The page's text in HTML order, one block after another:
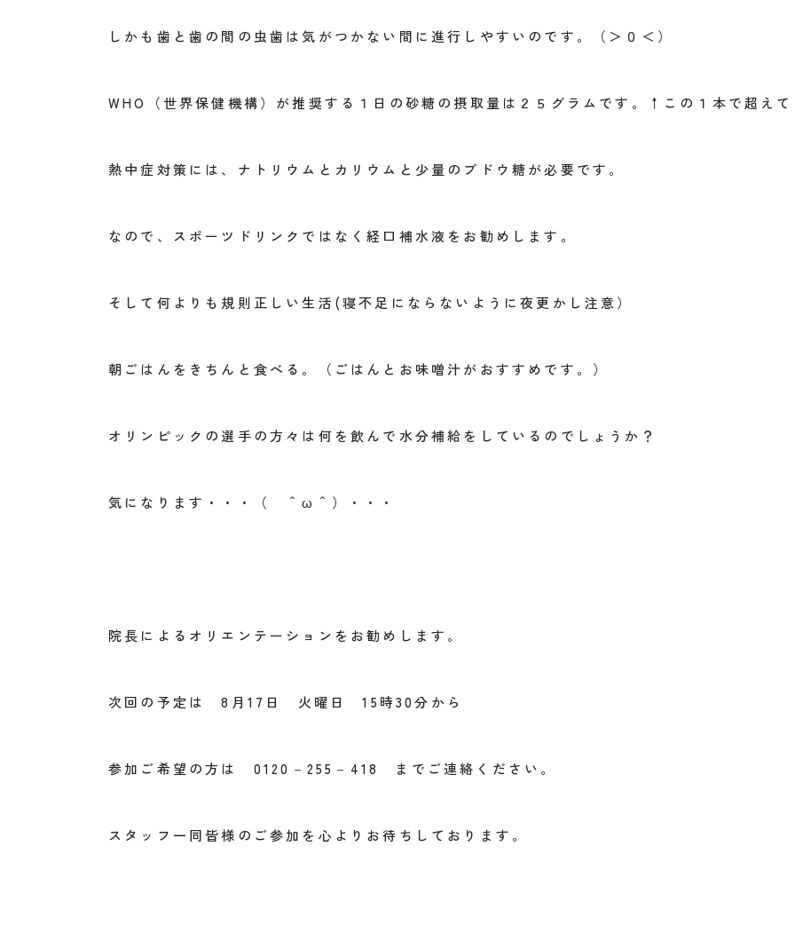
しかも歯と歯の間の虫歯は気がつかない間に進行しやすいのです。（＞０＜）
WHO（世界保健機構）が推奨する１日の砂糖の摂取量は２５グラムです。↑この１本で超え
熱中症対策には、ナトリウムとカリウムと少量のブドウ糖が必要です。
なので、スポーツドリンクではなく経口補水液をお勧めします。
そして何よりも規則正しい生活(寝不足にならないように夜更かし注意）
朝ごはんをきちんと食べる。（ごはんとお味噌汁がおすすめです。）
オリンピックの選手の方々は何を飲んで水分補給をしているのでしょうか？
気になります・・・（ ＾ω＾）・・・
院長によるオリエンテーションをお勧めします。
次回の予定は 8月17日 火曜日 15時30分から
参加ご希望の方は 0120－255－418 までご連絡ください。
スタッフ一同皆様のご参加を心よりお待ちしております。